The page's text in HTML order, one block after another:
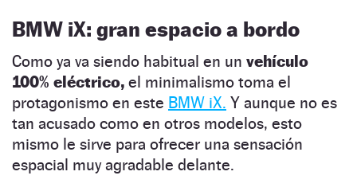
BMW iX: gran espacio a bordo
Como ya va siendo habitual en un vehículo
100% eléctrico, el minimalismo toma el
protagonismo en este BMW iX. Y aunque no es
tan acusado como en otros modelos, esto
mismo le sirve para ofrecer una sensación
espacial muy agradable delante.